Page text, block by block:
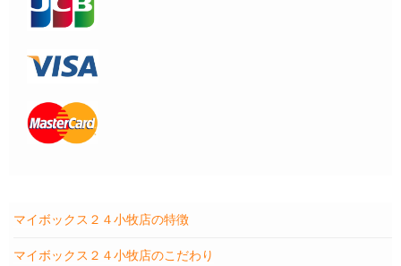
マイボックス２４小牧店の特徴
マイボックス２４小牧店のこだわり